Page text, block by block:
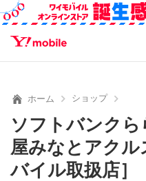
SEARCH
ホーム ショップ
ソフトバンク
屋みなとアクル
バイル取扱店］